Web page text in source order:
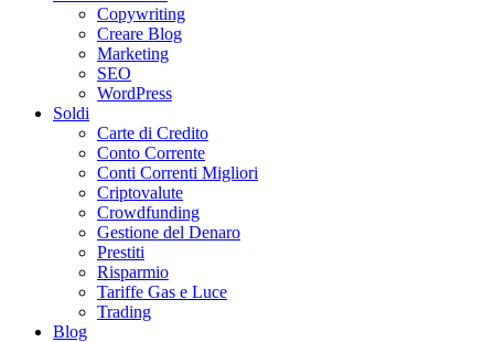
Copywriting
Creare Blog
Marketing
SEO
WordPress
Soldi
Carte di Credito
Conto Corrente
Conti Correnti Migliori
Criptovalute
Crowdfunding
Gestione del Denaro
Prestiti
Risparmio
Tariffe Gas e Luce
Trading
Blog